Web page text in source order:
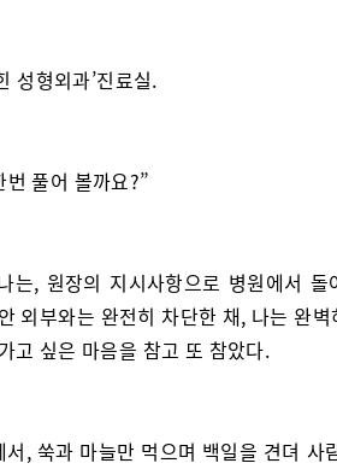
성형외과’진료실.
풀어 볼까요?”
는, 원장의 지시사항으로 병원에서 돌
외부와는 완전히 차단한 채, 나는 완벽
고 싶은 마음을 참고 또 참았다.
, 쑥과 마늘만 먹으며 백일을 견뎌 사